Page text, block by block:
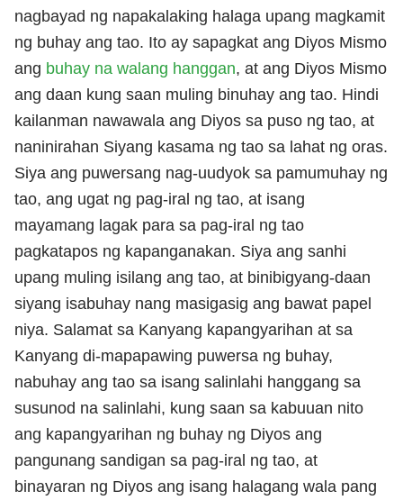
nagbayad ng napakalaking halaga upang magkamit
ng buhay ang tao. Ito ay sapagkat ang Diyos Mismo
ang buhay na walang hanggan, at ang Diyos Mismo
ang daan kung saan muling binuhay ang tao. Hindi
kailanman nawawala ang Diyos sa puso ng tao, at
naninirahan Siyang kasama ng tao sa lahat ng oras.
Siya ang puwersang nag-uudyok sa pamumuhay ng
tao, ang ugat ng pag-iral ng tao, at isang
mayamang lagak para sa pag-iral ng tao
pagkatapos ng kapanganakan. Siya ang sanhi
upang muling isilang ang tao, at binibigyang-daan
siyang isabuhay nang masigasig ang bawat papel
niya. Salamat sa Kanyang kapangyarihan at sa
Kanyang di-mapapawing puwersa ng buhay,
nabuhay ang tao sa isang salinlahi hanggang sa
susunod na salinlahi, kung saan sa kabuuan nito
ang kapangyarihan ng buhay ng Diyos ang
pangunang sandigan sa pag-iral ng tao, at
binayaran ng Diyos ang isang halagang wala pang